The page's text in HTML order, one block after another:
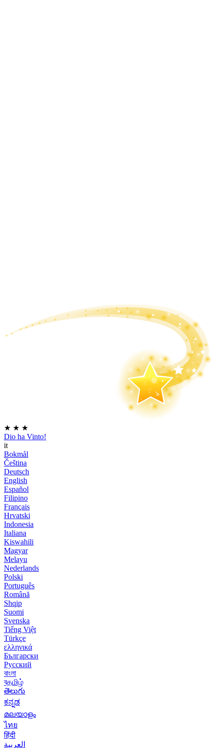
★ ★ ★
Dio ha Vinto!
it
Bokmål
Čeština
Deutsch
English
Español
Filipino
Français
Hrvatski
Indonesia
Italiana
Kiswahili
Magyar
Melayu
Nederlands
Polski
Português
Română
Shqip
Suomi
Svenska
Tiếng Việt
Türkçe
ελληνικά
Български
Русский
বাংলা
বதமிழ்
తెలుగు
ಕನ್ನಡ
മലയാളം
ไทย
हिंदी
العربية